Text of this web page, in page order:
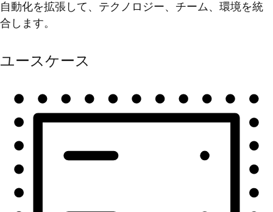
自動化を拡張して、テクノロジー、チーム、環境を統
合します。
ユースケース